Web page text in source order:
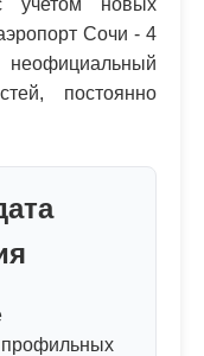
учетом новых
Сочи - 4
постоянно
профильных